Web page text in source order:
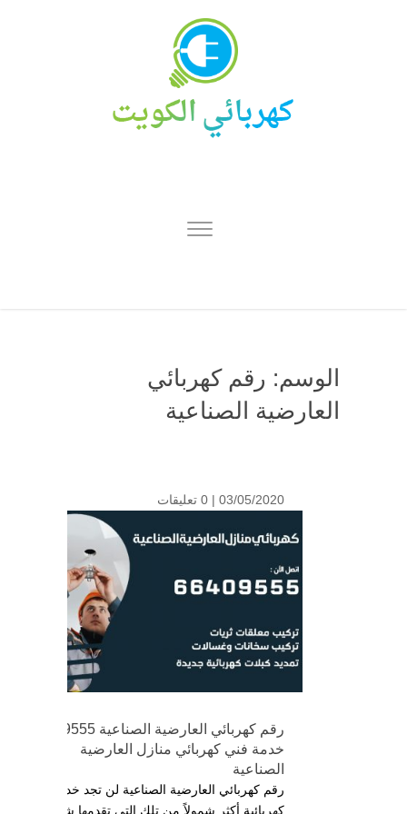
الوسم: رقم كهربائي
العارضية الصناعية
03/05/2020 | 0 تعليقات
رقم كهربائي العارضية الصناعية 66409555
خدمة فني كهربائي منازل العارضية
الصناعية
رقم كهربائي العارضية الصناعية لن تجد خدمات
كهربائية أكثر شمولاً من تلك التي تقدمها شركتنا